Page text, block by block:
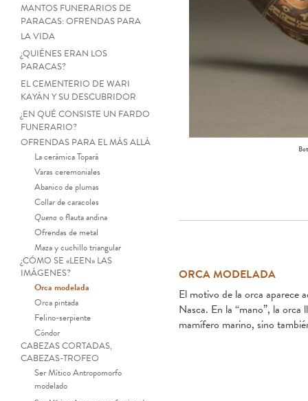
MANTOS FUNERARIOS DE
PARACAS: OFRENDAS PARA
LA VIDA
¿QUIÉNES ERAN LOS
PARACAS?
EL CEMENTERIO DE WARI
KAYÁN Y SU DESCUBRIDOR
¿EN QUÉ CONSISTE UN FARDO
FUNERARIO?
OFRENDAS PARA EL MÁS ALLÁ
La cerámica Topará
Varas ceremoniales
Abanico de plumas
Collar de caracoles
Quena o flauta andina
Ofrendas de metal
Maza y cuchillo triangular
¿CÓMO SE «LEEN» LAS
IMÁGENES?
Orca modelada
Orca pintada
Felino-serpiente
Cóndor
CABEZAS CORTADAS,
CABEZAS-TROFEO
Ser Mítico Antropomorfo
modelado
ORCA MODELADA
El motivo de la orca aparece
Nasca. En la “mano”, la
mamífero marino, sino